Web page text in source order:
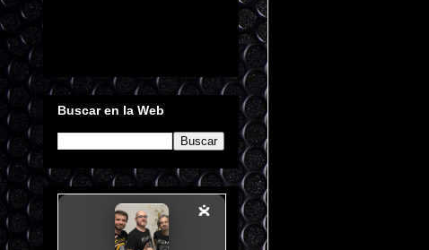
Buscar en la Web